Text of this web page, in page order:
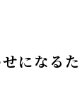
になる